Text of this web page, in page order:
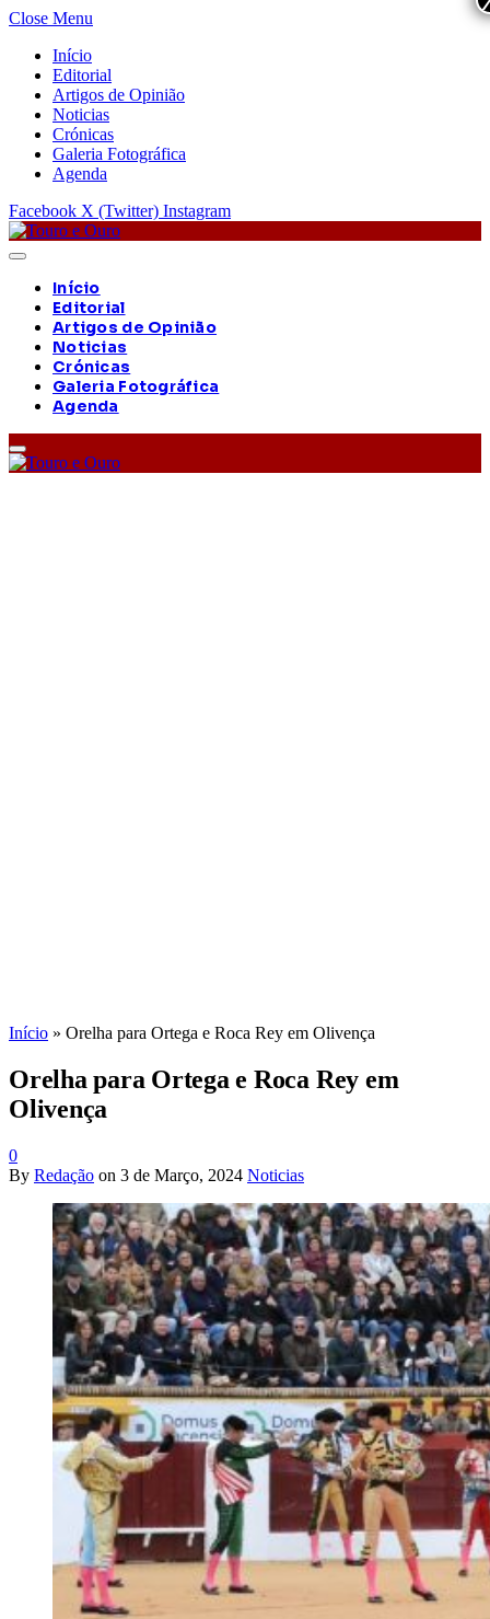
Close Menu
Início
Editorial
Artigos de Opinião
Noticias
Crónicas
Galeria Fotográfica
Agenda
Facebook X (Twitter) Instagram
Início
Editorial
Artigos de Opinião
Noticias
Crónicas
Galeria Fotográfica
Agenda
Início » Orelha para Ortega e Roca Rey em Olivença
Orelha para Ortega e Roca Rey em
Olivença
0
By Redação on 3 de Março, 2024 Noticias